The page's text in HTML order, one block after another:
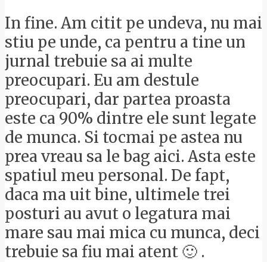
In fine. Am citit pe undeva, nu mai
stiu pe unde, ca pentru a tine un
jurnal trebuie sa ai multe
preocupari. Eu am destule
preocupari, dar partea proasta
este ca 90% dintre ele sunt legate
de munca. Si tocmai pe astea nu
prea vreau sa le bag aici. Asta este
spatiul meu personal. De fapt,
daca ma uit bine, ultimele trei
posturi au avut o legatura mai
mare sau mai mica cu munca, deci
trebuie sa fiu mai atent 🙂 .